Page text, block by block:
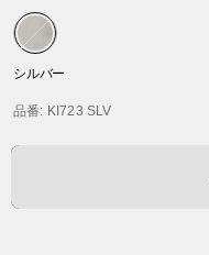
シルバー
品番: KI723 SLV